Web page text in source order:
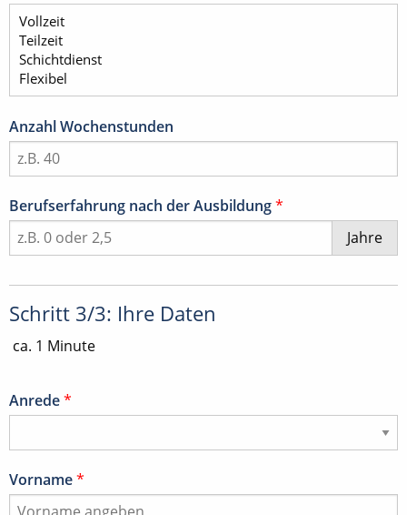
Anzahl Wochenstunden
Berufserfahrung nach der Ausbildung*
Jahre
Schritt 3/3: Ihre Daten
ca. 1 Minute
Anrede*
Vorname*